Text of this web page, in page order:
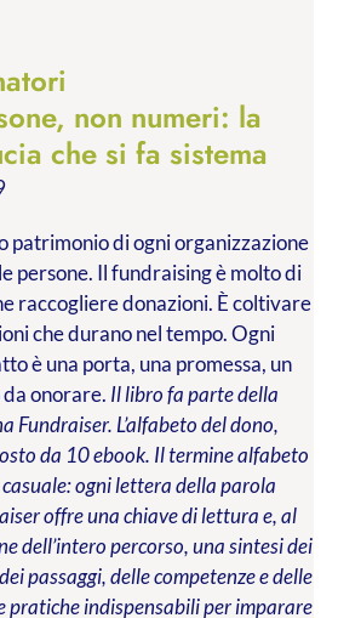
non numeri: la
che si fa sistema
patrimonio di ogni organizzazione
persone. Il fundraising è molto di
raccogliere donazioni. È coltivare
che durano nel tempo. Ogni
è una porta, una promessa, un
onorare. Il libro fa parte della
Fundraiser. L’alfabeto del dono,
da 10 ebook. Il termine alfabeto
ogni lettera della parola
offre una chiave di lettura e, al
dell’intero percorso, una sintesi dei
passaggi, delle competenze e delle
pratiche indispensabili per imparare